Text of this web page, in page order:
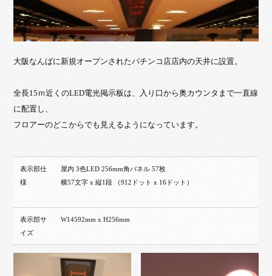
大阪なんばに新規オープンされたパチンコ店店内の天井に設置。
全長15ｍ近くのLED電光掲示板は、入り口から奥カウンタまで一直線
に配置し、
フロアーのどこからでも見えるようになっています。
表示部仕
様
屋内 3色LED 256mm角パネル 57枚
横57文字 x 縦1段 （912ドット x 16ドット）
表示部サ
イズ
W14592mm x H256mm